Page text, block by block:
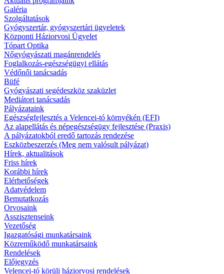
Galéria
Szolgáltatások
Gyógyszertár, gyógyszertári ügyeletek
Központi Háziorvosi Ügyelet
Tópart Optika
Nőgyógyászati magánrendelés
Foglalkozás-egészségügyi ellátás
Védőnői tanácsadás
Büfé
Gyógyászati segédeszköz szaküzlet
Mediátori tanácsadás
Pályázataink
Egészségfejlesztés a Velencei-tó környékén (EFI)
Az alapellátás és népegészségügy fejlesztése (Praxis)
A pályázatokból eredő tartozás rendezése
Eszközbeszerzés (Meg nem valósult pályázat)
Hírek, aktualitások
Friss hírek
Korábbi hírek
Elérhetőségek
Adatvédelem
Bemutatkozás
Orvosaink
Asszisztenseink
Vezetőség
Igazgatósági munkatársaink
Közreműködő munkatársaink
Rendelések
Előjegyzés
Velencei-tó körüli háziorvosi rendelések